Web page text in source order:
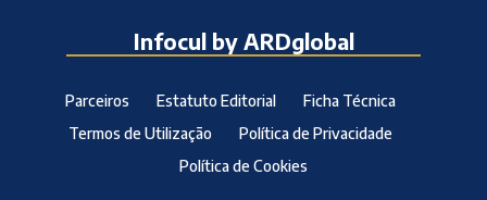
Infocul by ARDglobal
Parceiros Estatuto Editorial
Ficha Técnica
Termos de Utilização
Política de Privacidade
Política de Cookies